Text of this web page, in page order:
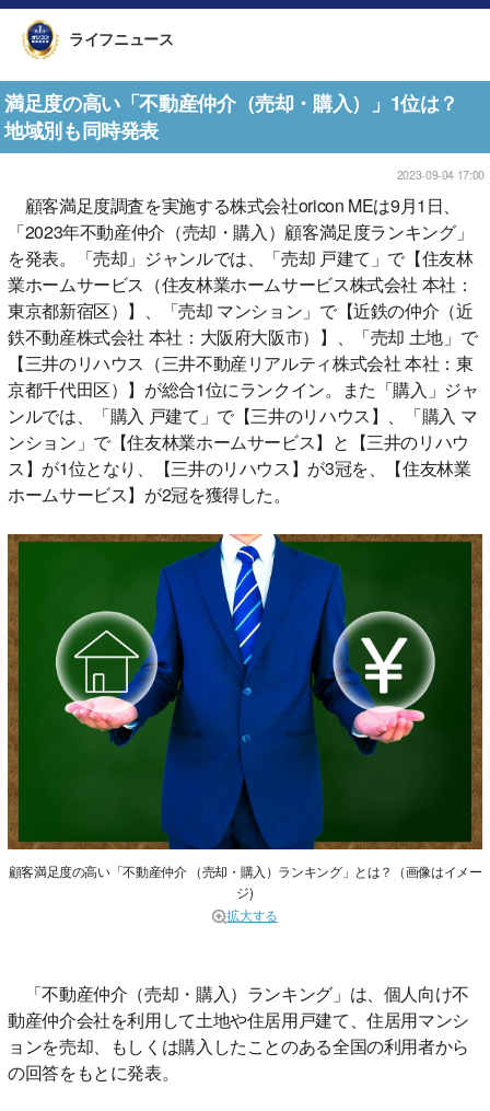
ライフニュース
満足度の高い「不動産仲介（売却・購入）」1位は？
地域別も同時発表
2023-09-04 17:00
顧客満足度調査を実施する株式会社oricon MEは9月1日、
「2023年不動産仲介（売却・購入）顧客満足度ランキング」
を発表。「売却」ジャンルでは、「売却 戸建て」で【住友林
業ホームサービス（住友林業ホームサービス株式会社 本社：
東京都新宿区）】、「売却 マンション」で【近鉄の仲介（近
鉄不動産株式会社 本社：大阪府大阪市）】、「売却 土地」で
【三井のリハウス（三井不動産リアルティ株式会社 本社：東
京都千代田区）】が総合1位にランクイン。また「購入」ジャ
ンルでは、「購入 戸建て」で【三井のリハウス】、「購入 マ
ンション」で【住友林業ホームサービス】と【三井のリハウ
ス】が1位となり、【三井のリハウス】が3冠を、【住友林業
ホームサービス】が2冠を獲得した。
顧客満足度の高い「不動産仲介 （売却・購入）ランキング」とは？（画像はイメー
ジ)
拡大する
「不動産仲介（売却・購入）ランキング」は、個人向け不
動産仲介会社を利用して土地や住居用戸建て、住居用マンシ
ョンを売却、もしくは購入したことのある全国の利用者から
の回答をもとに発表。